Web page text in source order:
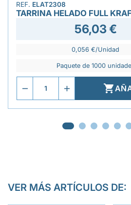
REF. ELAT2308
TARRINA HELADO FULL
56,03 €
0,056 €/Unidad
Paquete de 1000

VER MÁS ARTÍCULOS DE: